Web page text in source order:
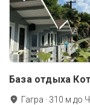
База отдыха
Гагра · 310 м до